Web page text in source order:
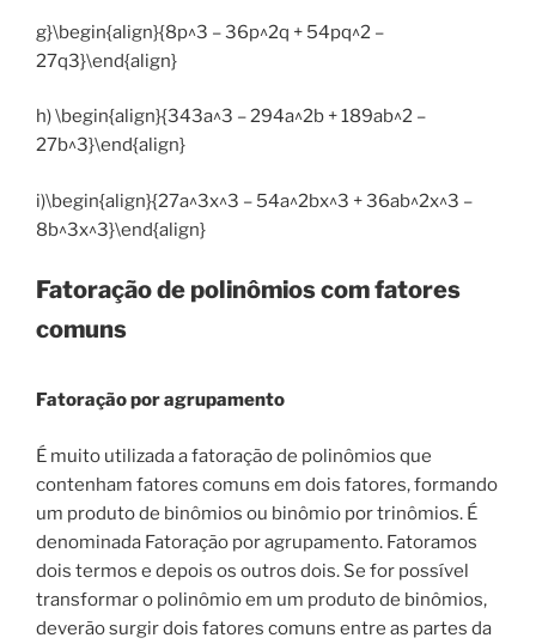
g}\begin{align}{8p^3 – 36p^2q + 54pq^2 –
27q3}\end{align}
h) \begin{align}{343a^3 – 294a^2b + 189ab^2 –
27b^3}\end{align}
i)\begin{align}{27a^3x^3 – 54a^2bx^3 + 36ab^2x^3 –
8b^3x^3}\end{align}
Fatoração de polinômios com fatores
comuns
Fatoração por agrupamento
É muito utilizada a fatoração de polinômios que
contenham fatores comuns em dois fatores, formando
um produto de binômios ou binômio por trinômios. É
denominada Fatoração por agrupamento. Fatoramos
dois termos e depois os outros dois. Se for possível
transformar o polinômio em um produto de binômios,
deverão surgir dois fatores comuns entre as partes da